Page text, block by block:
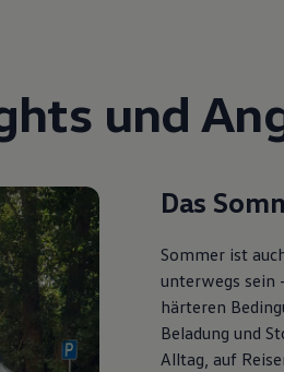
und
Das
Sommer ist
unterwegs sein
härteren
Beladung und
Alltag, auf